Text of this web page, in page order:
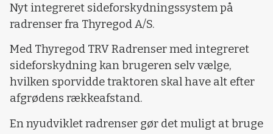
Nyt integreret sideforskydningssystem på
radrenser fra Thyregod A/S.
Med Thyregod TRV Radrenser med integreret
sideforskydning kan brugeren selv vælge,
hvilken sporvidde traktoren skal have alt efter
afgrødens rækkeafstand.
En nyudviklet radrenser gør det muligt at bruge